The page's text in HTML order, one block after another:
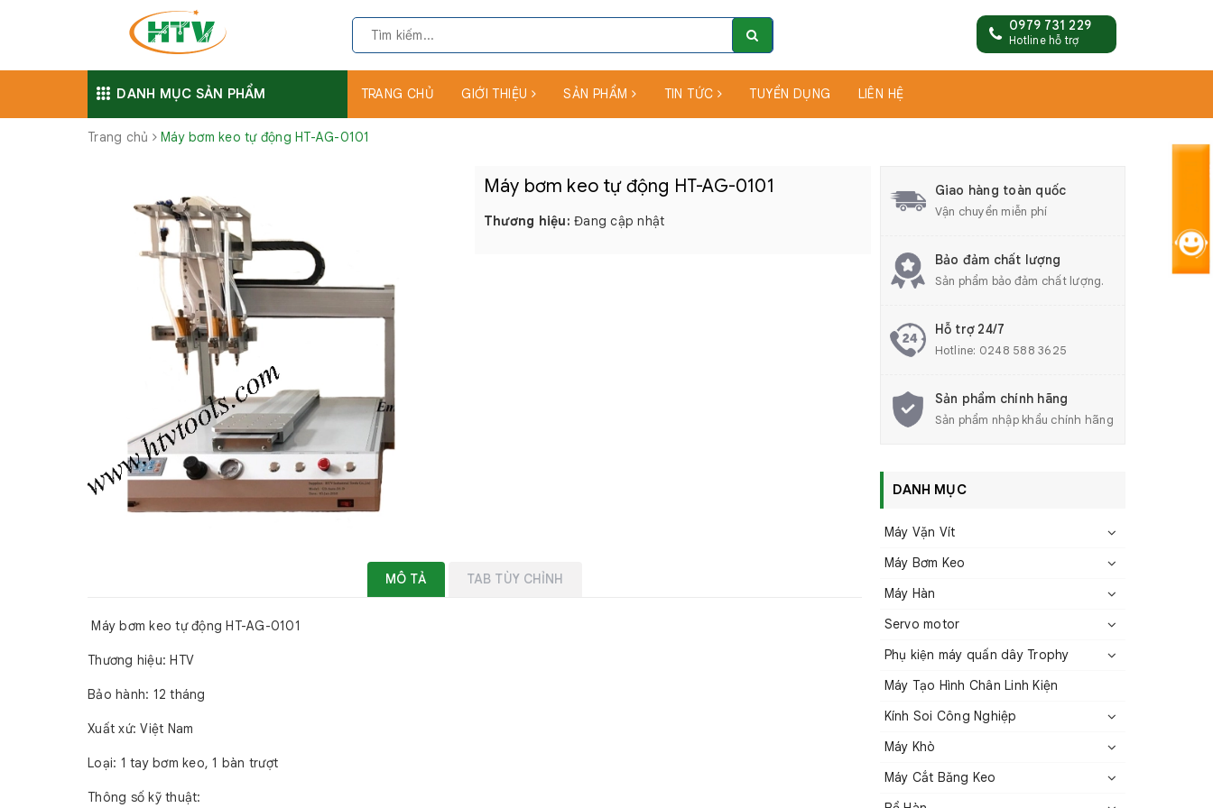
0979 731 229
Hotline hỗ trợ
DANH MỤC SẢN PHẨM TRANG CHỦ GIỚI THIỆU SẢN PHẨM TIN TỨC TUYỂN DỤNG LIÊN HỆ
Trang chủ Máy bơm keo tự động HT-AG-0101
Máy bơm keo tự động HT-AG-0101
Thương hiệu: Đang cập nhật
MÔ TẢ TAB TÙY CHỈNH
Máy bơm keo tự động HT-AG-0101
Thương hiệu: HTV
Bảo hành: 12 tháng
Xuất xứ: Việt Nam
Loại: 1 tay bơm keo, 1 bàn trượt
Thông số kỹ thuật:
Giao hàng toàn quốc
Vận chuyển miễn phí
Bảo đảm chất lượng
Sản phẩm bảo đảm chất lượng.
Hỗ trợ 24/7
Hotline: 0248 588 3625
Sản phẩm chính hãng
Sản phẩm nhập khẩu chính hãng
DANH MỤC
Máy Vặn Vít
Máy Bơm Keo
Máy Hàn
Servo motor
Phụ kiện máy quấn dây Trophy
Máy Tạo Hình Chân Linh Kiện
Kính Soi Công Nghiệp
Máy Khò
Máy Cắt Băng Keo